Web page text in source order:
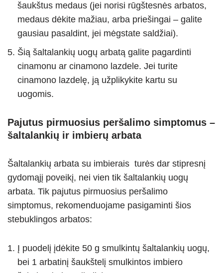
šaukštus medaus (jei norisi rūgštesnės arbatos,
medaus dėkite mažiau, arba priešingai – galite
gausiau pasaldint, jei mėgstate saldžiai).
Šią šaltalankių uogų arbatą galite pagardinti
cinamonu ar cinamono lazdele. Jei turite
cinamono lazdelę, ją užplikykite kartu su
uogomis.
Pajutus pirmuosius peršalimo simptomus –
šaltalankių ir imbierų arbata
Šaltalankių arbata su imbierais turės dar stipresnį
gydomąjį poveikį, nei vien tik šaltalankių uogų
arbata. Tik pajutus pirmuosius peršalimo
simptomus, rekomenduojame pasigaminti šios
stebuklingos arbatos:
Į puodelį įdėkite 50 g smulkintų šaltalankių uogų,
bei 1 arbatinį šaukštelį smulkintos imbiero